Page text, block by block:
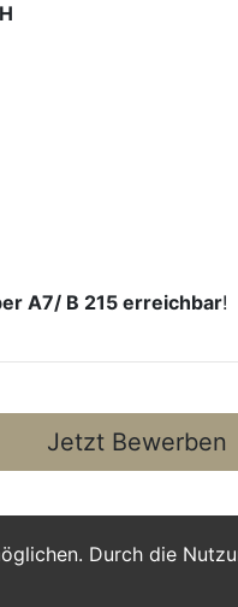
Durch die
A7/ B 215 erreichbar!
Jetzt Bewerben